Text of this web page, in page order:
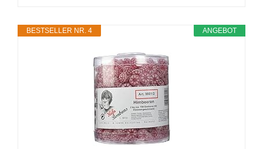
ANGEBOT
BESTSELLER NR. 4